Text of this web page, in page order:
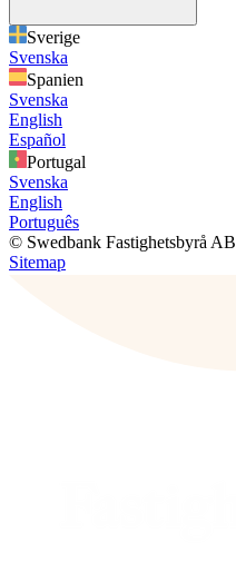
Sverige
Svenska
Spanien
Svenska
English
Español
Portugal
Svenska
English
Português
© Swedbank Fastighetsbyrå AB
Sitemap